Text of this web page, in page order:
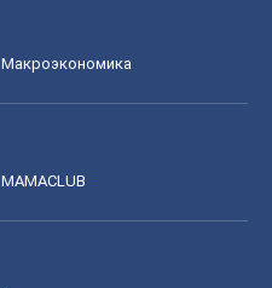
Mакроэкономика
MAMACLUB